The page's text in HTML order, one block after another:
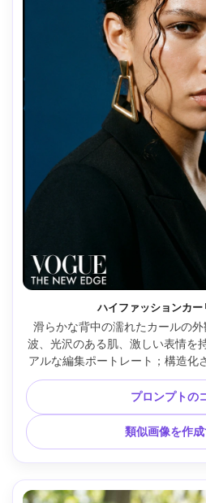
ハイファッションカー
滑らかな背中の濡れたカールの
波、光沢のある肌、激しい表情を
アルな編集ポートレート；構造化
ートメント イヤリングを着用して
背景。鮮明なシャドウエッジと微
ーライト。ハッセルブラッドルッ
ミング、強い顎の線の角度;ハイエ
詳細な肌質感
プロンプトの
類似画像を作